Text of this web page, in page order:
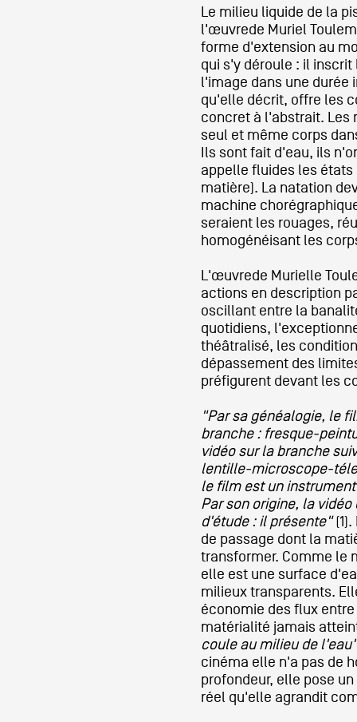
Crédits
Actions
Documentation
Visites d'ateliers
Production vidéo
Formation
Événements
1% œuvres
public
Réseau
Le milieu liquide de la
l'œuvrede Muriel
forme d'extension au
qui s'y déroule : il
l'image dans une durée
qu'elle décrit, offre les
concret à l'abstrait. Les
seul et même corps
Ils sont fait d'eau, ils
appelle fluides les
matière). La natation
machine
seraient les rouages,
homogénéisant les
L'œuvrede Murielle
actions en description
oscillant entre la
quotidiens,
théâtralisé, les
dépassement des
préfigurent devant les
"Par sa généalogie, le
branche : fresque-
vidéo sur la branche
lentille-microscope-
le film est un
Par son origine, la
d'étude : il présente"(1).
de passage dont la
transformer. Comme le
elle est une surface
milieux transparents.
économie des flux
matérialité jamais
coule au milieu de l'eau"
cinéma elle n'a pas de
profondeur, elle pose
réel qu'elle agrandit